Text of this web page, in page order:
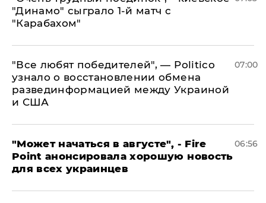
"Динамо" сыграло 1-й матч с
"Карабахом"
​"Все любят победителей", — Politico
узнало о восстановлении обмена
развединформацией между Украиной
и США
07:00
"Может начаться в августе", - Fire
Point анонсировала хорошую новость
для всех украинцев
06:56